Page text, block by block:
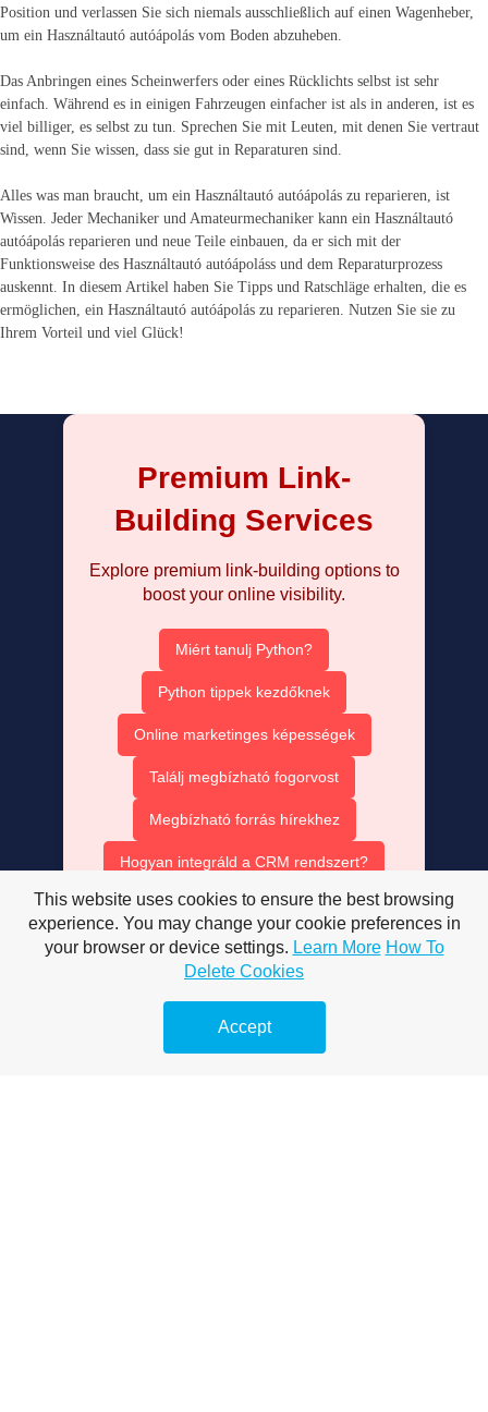
Position und verlassen Sie sich niemals ausschließlich auf einen Wagenheber,
um ein Használtautó autóápolás vom Boden abzuheben.
Das Anbringen eines Scheinwerfers oder eines Rücklichts selbst ist sehr
einfach. Während es in einigen Fahrzeugen einfacher ist als in anderen, ist es
viel billiger, es selbst zu tun. Sprechen Sie mit Leuten, mit denen Sie vertraut
sind, wenn Sie wissen, dass sie gut in Reparaturen sind.
Alles was man braucht, um ein Használtautó autóápolás zu reparieren, ist
Wissen. Jeder Mechaniker und Amateurmechaniker kann ein Használtautó
autóápolás reparieren und neue Teile einbauen, da er sich mit der
Funktionsweise des Használtautó autóápoláss und dem Reparaturprozess
auskennt. In diesem Artikel haben Sie Tipps und Ratschläge erhalten, die es
ermöglichen, ein Használtautó autóápolás zu reparieren. Nutzen Sie sie zu
Ihrem Vorteil und viel Glück!
Premium Link-
Building Services
Explore premium link-building options to
boost your online visibility.
Miért tanulj Python?
Python tippek kezdőknek
Online marketinges képességek
Találj megbízható fogorvost
Megbízható forrás hírekhez
Hogyan integráld a CRM rendszert?
Ruha bérlés olcsón
AISEO tartalom optimalizálás
Mesterséges intelligencia
This website uses cookies to ensure the best browsing
experience. You may change your cookie preferences in
your browser or device settings. Learn More How To
Delete Cookies
Accept